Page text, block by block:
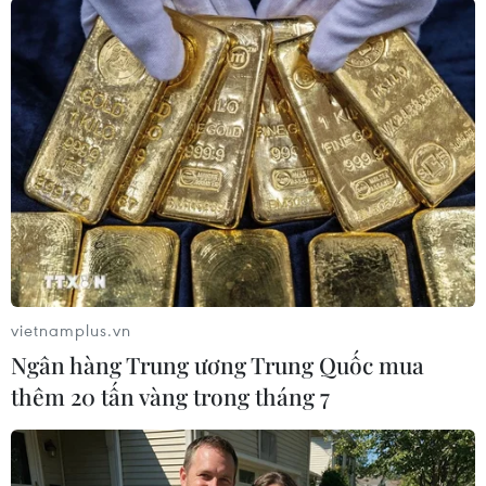
khoản quy định mức thu hồi tạm ứng qua các
lần thanh toán theo đúng quy định.
Riêng về tiến độ thi công, báo cáo kiểm toán
nêu lên, trong 6 dự án được kiểm toán, chỉ có 1
dự án thi công đảm bảo tiến độ là Dự án mở
rộng đường vào mỏ Sét - Khu kinh tế Nghi Sơn.
Trong khi đó, Dự án đường ống cấp nước thô từ
hồ Yên Mỹ về hồ Đồng Chùa chậm tiến độ 11
tháng, Dự án hệ thống điện chiếu sáng Quốc lộ
1A đoạn qua khu kinh tế Nghi Sơn chậm tiến độ
12 tháng, Dự án nâng cấp mở rộng đường vào
nhà máy xi măng Công Thanh chậm tiến độ 7
tháng.
Ngoài ra, 2 dự án theo đánh giá "khả năng chậm
vietnamplus.vn
Ngân hàng Trung ương Trung Quốc mua
thêm 20 tấn vàng trong tháng 7